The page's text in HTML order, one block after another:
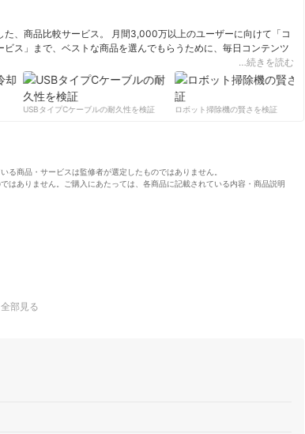
るコラム連載など、メディアでの情報発信も行っている。
、商品比較サービス。 月間3,000万以上のユーザーに向けて「コ
ス」まで、ベストな商品を選んでもらうために、毎日コンテンツ
…続きを読む
USBタイプCケーブルの耐久性を検証 ロボット掃除機の賢さを検証
商品・サービスは監修者が選定したものではありません。
はありません。ご購入にあたっては、各商品に記載されている内容・商品説明
全部見る